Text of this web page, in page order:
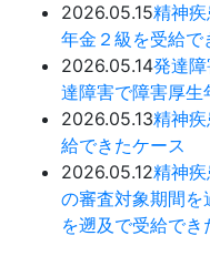
2026.05.15精神疾
年金２級を受給で
2026.05.14発達
達障害で障害厚生
2026.05.13精神疾
給できたケース
2026.05.12精神疾
の審査対象期間を
を遡及で受給でき